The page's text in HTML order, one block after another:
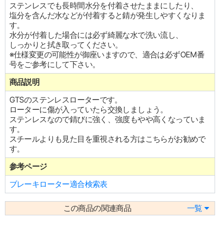
ステンレスでも長時間水分を付着させたままにしたり、
塩分を含んだ水などが付着すると錆が発生しやすくなりま
す。
水分が付着した場合には必ず綺麗な水で洗い流し、
しっかりと拭き取ってください。
※仕様変更の可能性が御座いますので、適合は必ずOEM番
号をご参考にして下さい。
商品説明
GTSのステンレスローターです。
ローターに傷が入っていたら交換しましょう。
ステンレスなので錆びに強く、強度もやや高くなっていま
す。
スチールよりも見た目を重視される方はこちらがお勧めで
す。
参考ページ
ブレーキローター適合検索表
この商品の関連商品 一覧